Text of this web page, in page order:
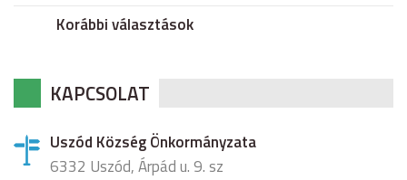
Korábbi választások
KAPCSOLAT
Uszód Község Önkormányzata
6332 Uszód, Árpád u. 9. sz